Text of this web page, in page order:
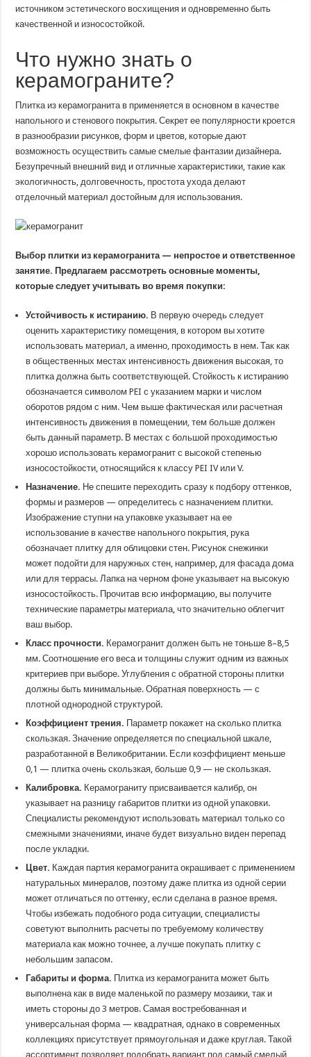
источником эстетического восхищения и одновременно быть
качественной и износостойкой.
Что нужно знать о
керамограните?
Плитка из керамогранита в применяется в основном в качестве
напольного и стенового покрытия. Секрет ее популярности кроется
в разнообразии рисунков, форм и цветов, которые дают
возможность осуществить самые смелые фантазии дизайнера.
Безупречный внешний вид и отличные характеристики, такие как
экологичность, долговечность, простота ухода делают
отделочный материал достойным для использования.
Выбор плитки из керамогранита — непростое и ответственное
занятие. Предлагаем рассмотреть основные моменты,
которые следует учитывать во время покупки:
Устойчивость к истиранию. В первую очередь следует
оценить характеристику помещения, в котором вы хотите
использовать материал, а именно, проходимость в нем. Так как
в общественных местах интенсивность движения высокая, то
плитка должна быть соответствующей. Стойкость к истиранию
обозначается символом PEI с указанием марки и числом
оборотов рядом с ним. Чем выше фактическая или расчетная
интенсивность движения в помещении, тем больше должен
быть данный параметр. В местах с большой проходимостью
хорошо использовать керамогранит с высокой степенью
износостойкости, относящийся к классу PEI IV или V.
Назначение. Не спешите переходить сразу к подбору оттенков,
формы и размеров — определитесь с назначением плитки.
Изображение ступни на упаковке указывает на ее
использование в качестве напольного покрытия, рука
обозначает плитку для облицовки стен. Рисунок снежинки
может подойти для наружных стен, например, для фасада дома
или для террасы. Лапка на черном фоне указывает на высокую
износостойкость. Прочитав всю информацию, вы получите
технические параметры материала, что значительно облегчит
ваш выбор.
Класс прочности. Керамогранит должен быть не тоньше 8–8,5
мм. Соотношение его веса и толщины служит одним из важных
критериев при выборе. Углубления с обратной стороны плитки
должны быть минимальные. Обратная поверхность — с
плотной однородной структурой.
Коэффициент трения. Параметр покажет на сколько плитка
скользкая. Значение определяется по специальной шкале,
разработанной в Великобритании. Если коэффициент меньше
0,1 — плитка очень скользкая, больше 0,9 — не скользкая.
Калибровка. Керамограниту присваивается калибр, он
указывает на разницу габаритов плитки из одной упаковки.
Специалисты рекомендуют использовать материал только со
смежными значениями, иначе будет визуально виден перепад
после укладки.
Цвет. Каждая партия керамогранита окрашивает с применением
натуральных минералов, поэтому даже плитка из одной серии
может отличаться по оттенку, если сделана в разное время.
Чтобы избежать подобного рода ситуации, специалисты
советуют выполнить расчеты по требуемому количеству
материала как можно точнее, а лучше покупать плитку с
небольшим запасом.
Габариты и форма. Плитка из керамогранита может быть
выполнена как в виде маленькой по размеру мозаики, так и
иметь стороны до 3 метров. Самая востребованная и
универсальная форма — квадратная, однако в современных
коллекциях присутствует прямоугольная и даже круглая. Такой
ассортимент позволяет подобрать вариант под самый смелый